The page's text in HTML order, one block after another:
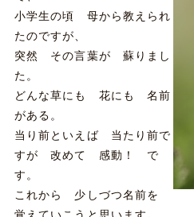
小学生の頃 母から教えられ
たのですが、
突然 その言葉が 蘇りまし
た。
どんな草にも 花にも 名前
がある。
当り前といえば 当たり前で
すが 改めて 感動！ で
す。
これから 少しづつ名前を